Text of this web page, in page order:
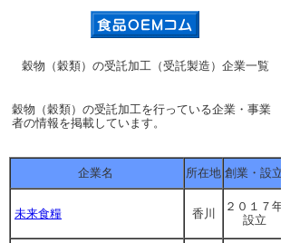
穀物（穀類）の受託加工（受託製造）企業一覧
穀物（穀類）の受託加工を行っている企業・事業
者の情報を掲載しています。
企業名 所在地 創業・設立
未来食糧 香川
２０１７年
設立